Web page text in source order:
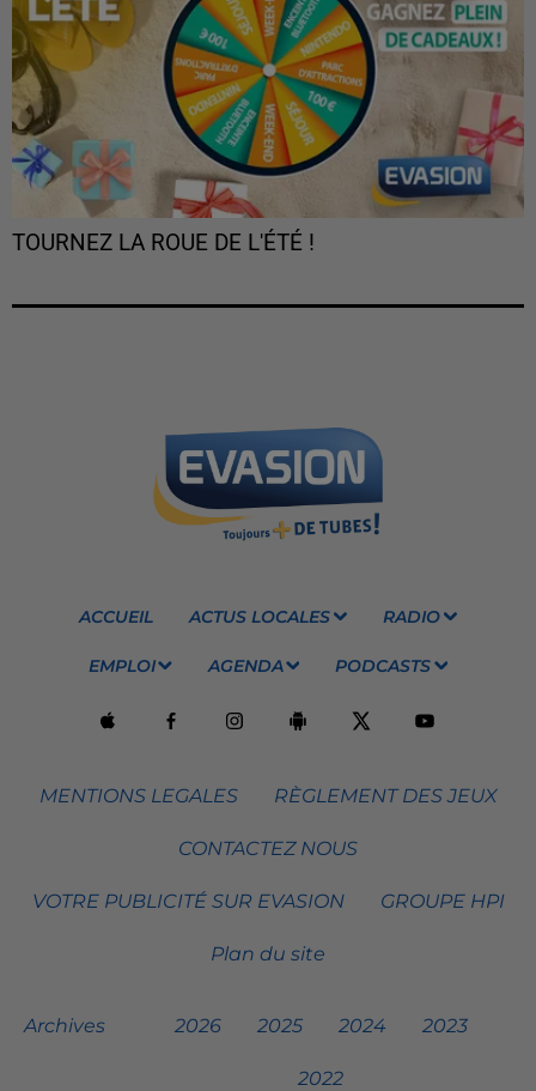
TOURNEZ LA ROUE DE L'ÉTÉ !
ACCUEIL ACTUS LOCALES RADIO
EMPLOI AGENDA PODCASTS
MENTIONS LEGALES RÈGLEMENT DES JEUX
CONTACTEZ NOUS
VOTRE PUBLICITÉ SUR EVASION GROUPE HPI
Plan du site
Archives 2026 2025 2024 2023
2022